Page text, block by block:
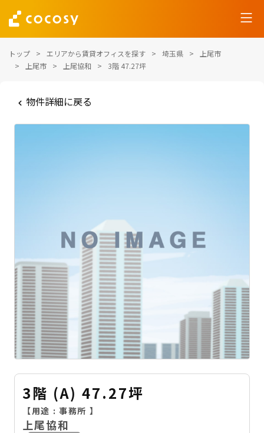
トップ エリアから賃貸オフィスを探す 埼玉県
上尾市
上尾市
上尾協和 3階 47.27坪
物件詳細に戻る
3階 (A) 47.27坪
【用途 :事務所 】
上尾協和